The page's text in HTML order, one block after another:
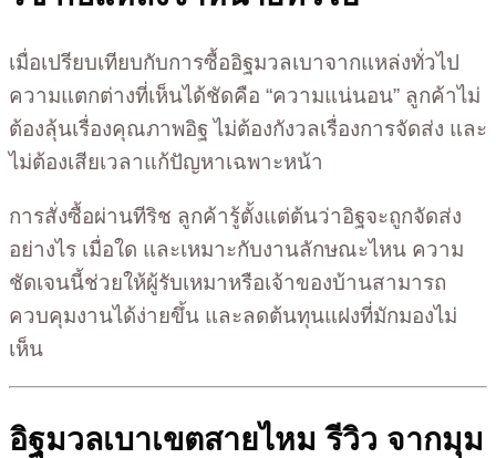
เมื่อเปรียบเทียบกับการซื้ออิฐมวลเบาจากแหล่งทั่วไป
ความแตกต่างที่เห็นได้ชัดคือ “ความแน่นอน” ลูกค้าไม่
ต้องลุ้นเรื่องคุณภาพอิฐ ไม่ต้องกังวลเรื่องการจัดส่ง และ
ไม่ต้องเสียเวลาแก้ปัญหาเฉพาะหน้า
การสั่งซื้อผ่านทีริช ลูกค้ารู้ตั้งแต่ต้นว่าอิฐจะถูกจัดส่ง
อย่างไร เมื่อใด และเหมาะกับงานลักษณะไหน ความ
ชัดเจนนี้ช่วยให้ผู้รับเหมาหรือเจ้าของบ้านสามารถ
ควบคุมงานได้ง่ายขึ้น และลดต้นทุนแฝงที่มักมองไม่
เห็น
อิฐมวลเบาเขตสายไหม รีวิว จากมุม